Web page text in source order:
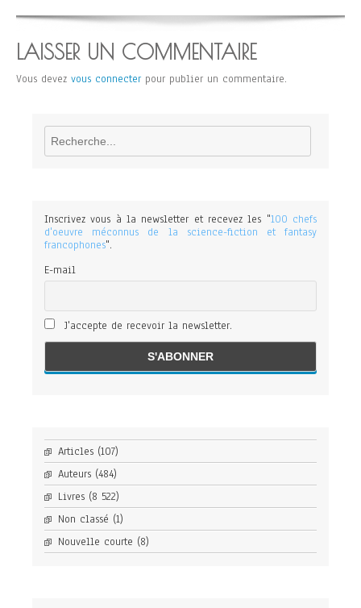
LAISSER UN COMMENTAIRE
Vous devez vous connecter pour publier un commentaire.
Rechercher
Inscrivez vous à la newsletter et recevez les "100 chefs
d'oeuvre méconnus de la science-fiction et fantasy
francophones".
E-mail
J'accepte de recevoir la newsletter.
Articles (107)
Auteurs (484)
Livres (8 522)
Non classé (1)
Nouvelle courte (8)